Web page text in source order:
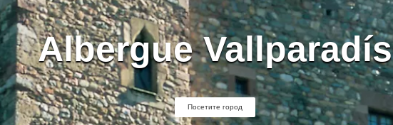
Albergue Vallparadís
Посетите город